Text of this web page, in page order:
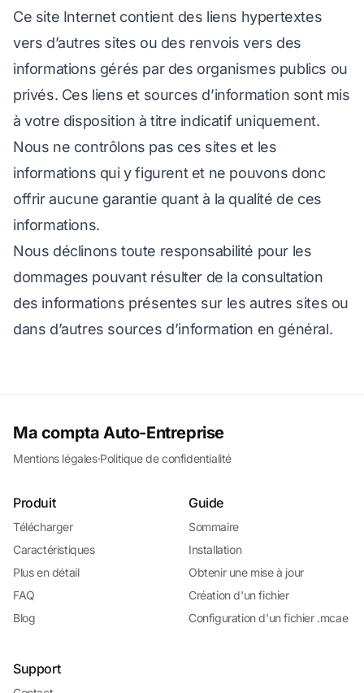
Ce site Internet contient des liens hypertextes
vers d’autres sites ou des renvois vers des
informations gérés par des organismes publics ou
privés. Ces liens et sources d’information sont mis
à votre disposition à titre indicatif uniquement.
Nous ne contrôlons pas ces sites et les
informations qui y figurent et ne pouvons donc
offrir aucune garantie quant à la qualité de ces
informations.
Nous déclinons toute responsabilité pour les
dommages pouvant résulter de la consultation
des informations présentes sur les autres sites ou
dans d’autres sources d’information en général.
Ma compta Auto-Entreprise
Mentions légales·Politique de confidentialité
Produit
Télécharger
Caractéristiques
Plus en détail
FAQ
Blog
Guide
Sommaire
Installation
Obtenir une mise à jour
Création d'un fichier
Configuration d'un fichier .mcae
Support